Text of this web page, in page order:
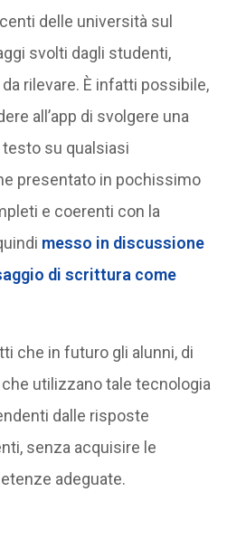
delle università sul
svolti dagli studenti,
rilevare. È infatti possibile,
all’app di svolgere una
su qualsiasi
presentato in pochissimo
e coerenti con la
messo in discussione
di scrittura come
che in futuro gli alunni, di
utilizzano tale tecnologia
dalle risposte
senza acquisire le
adeguate.